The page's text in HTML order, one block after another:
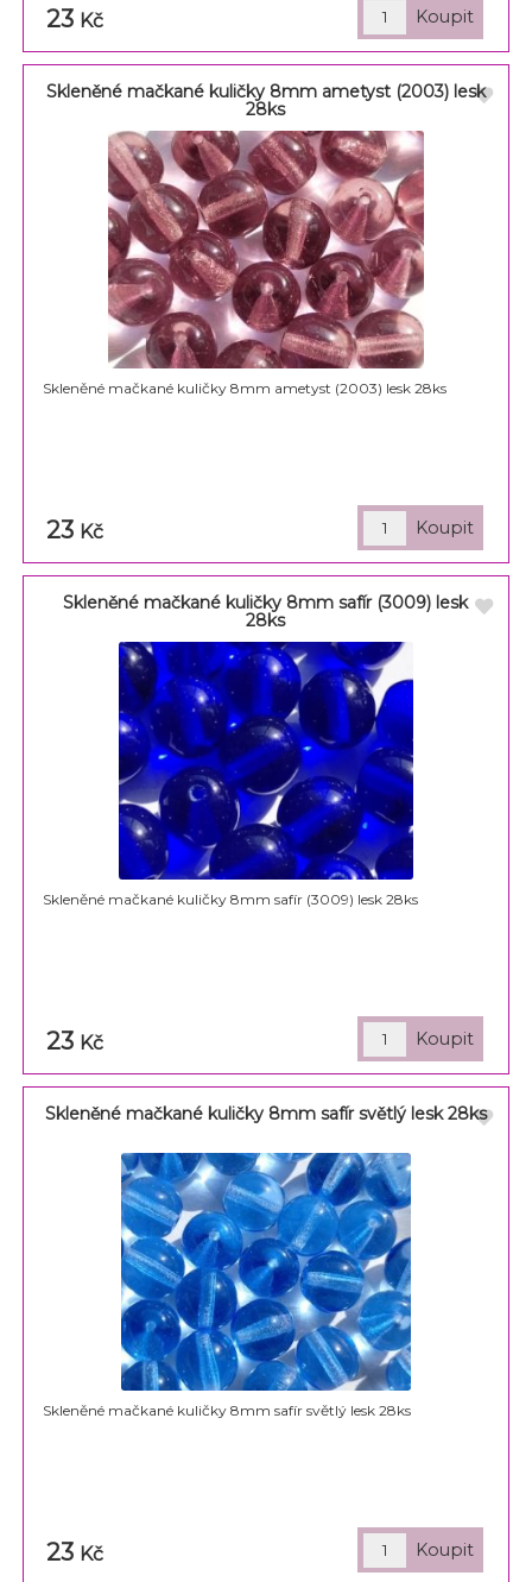
23 Kč
Skleněné mačkané kuličky 8mm ametyst (2003) lesk
28ks
Skleněné mačkané kuličky 8mm ametyst (2003) lesk 28ks
23 Kč
Skleněné mačkané kuličky 8mm safír (3009) lesk
28ks
Skleněné mačkané kuličky 8mm safír (3009) lesk 28ks
23 Kč
Skleněné mačkané kuličky 8mm safír světlý lesk 28ks
Skleněné mačkané kuličky 8mm safír světlý lesk 28ks
23 Kč